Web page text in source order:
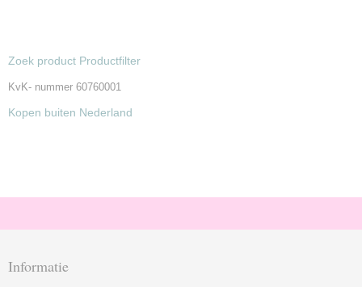
Zoek product Productfilter
KvK- nummer 60760001
Kopen buiten Nederland
Informatie